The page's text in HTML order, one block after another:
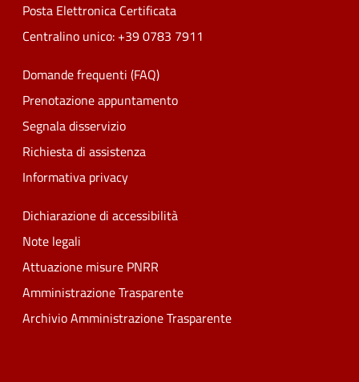
Posta Elettronica Certificata
Centralino unico: +39 0783 7911
Domande frequenti (FAQ)
Prenotazione appuntamento
Segnala disservizio
Richiesta di assistenza
Informativa privacy
Dichiarazione di accessibilità
Note legali
Attuazione misure PNRR
Amministrazione Trasparente
Archivio Amministrazione Trasparente